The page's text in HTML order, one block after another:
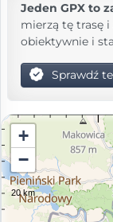
Jeden GPX to
mierzą tę trasę
obiektywnie i
Sprawdź
+
−